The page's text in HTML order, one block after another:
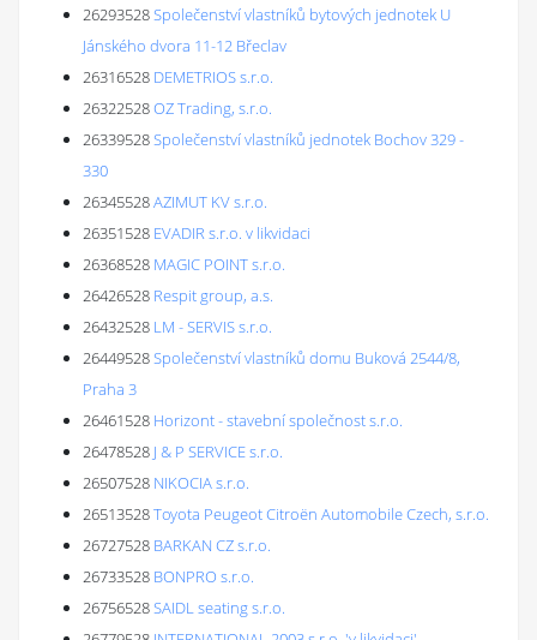
26293528Společenství vlastníků bytových jednotek U
Jánského dvora 11-12 Břeclav
26316528 DEMETRIOS s.r.o.
26322528OZ Trading, s.r.o.
26339528Společenství vlastníků jednotek Bochov 329 -
330
26345528AZIMUT KV s.r.o.
26351528 EVADIR s.r.o. v likvidaci
26368528 MAGIC POINT s.r.o.
26426528 Respit group, a.s.
26432528 LM - SERVIS s.r.o.
26449528Společenství vlastníků domu Buková 2544/8,
Praha 3
26461528 Horizont - stavební společnost s.r.o.
26478528 J & P SERVICE s.r.o.
26507528 NIKOCIA s.r.o.
26513528Toyota Peugeot Citroën Automobile Czech, s.r.o.
26727528 BARKAN CZ s.r.o.
26733528 BONPRO s.r.o.
26756528SAIDL seating s.r.o.